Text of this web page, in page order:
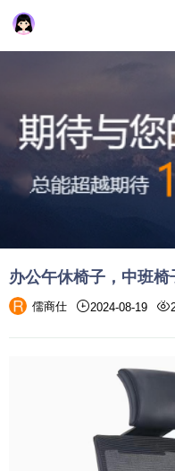
办公午休椅子，中班
儒商仕 2024-08-19